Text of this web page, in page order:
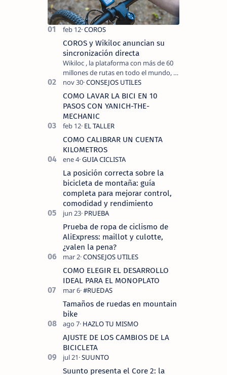
COROS y Wikiloc anuncian su
sincronización directa
Wikiloc , la plataforma con más de 60
millones de rutas en todo el mundo, y
COROS , marca de dispositivos GPS
reconocida mundialmente por su
tecnolo…
COMO LAVAR LA BICI EN 10
PASOS CON YANICH-THE-
MECHANIC
COMO CALIBRAR UN CUENTA
KILOMETROS
La posición correcta sobre la
bicicleta de montaña: guía
completa para mejorar control,
comodidad y rendimiento
Prueba de ropa de ciclismo de
AliExpress: maillot y culotte,
¿valen la pena?
COMO ELEGIR EL DESARROLLO
IDEAL PARA EL MONOPLATO
Tamaños de ruedas en mountain
bike
AJUSTE DE LOS CAMBIOS DE LA
BICICLETA
Suunto presenta el Core 2: la